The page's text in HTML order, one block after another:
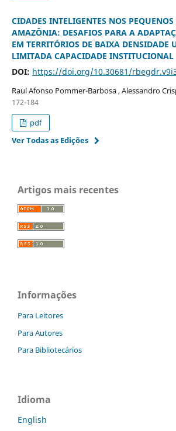
CIDADES INTELIGENTES NOS
AMAZÔNIA: DESAFIOS PARA A
EM TERRITÓRIOS DE BAIXA DENSIDADE
LIMITADA CAPACIDADE INSTITUCIONAL
DOI: https://doi.org/10.30681/
Raul Afonso Pommer-Barbosa , Alessandro
172-184
pdf
Ver Todas as Edições
Artigos mais recentes
Informações
Para Leitores
Para Autores
Para Bibliotecários
Idioma
English